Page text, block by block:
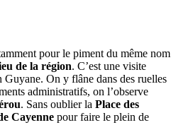
pour le piment du même nom
de la région. C’est une visite
On y flâne dans des ruelles
administratifs, on l’observe
. Sans oublier la Place des
Cayenne pour faire le plein de